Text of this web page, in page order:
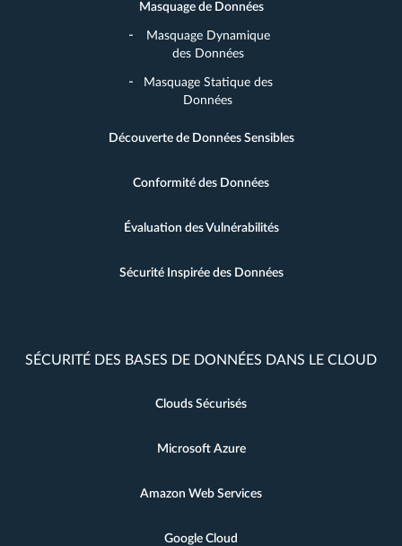
Masquage de Données
Masquage Dynamique
des Données
Masquage Statique des
Données
Découverte de Données Sensibles
Conformité des Données
Évaluation des Vulnérabilités
Sécurité Inspirée des Données
SÉCURITÉ DES BASES DE DONNÉES DANS LE CLOUD
Clouds Sécurisés
Microsoft Azure
Amazon Web Services
Google Cloud